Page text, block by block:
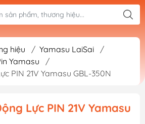
hiệu / Yamasu LaiSai
/
Yamasu
/
PIN 21V Yamasu GBL-350N
Lực PIN 21V Yamasu